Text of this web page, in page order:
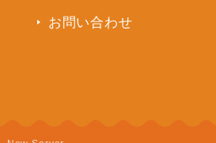
お問い合わせ